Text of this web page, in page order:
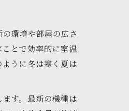
環境や部屋の広さ
とで効率的に室温
うに冬は寒く夏は
す。最新の機種は